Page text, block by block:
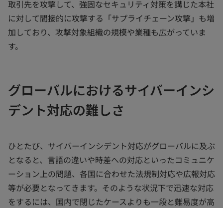
取引先を攻撃して、強固なセキュリティ対策を講じた本社
に対して間接的に攻撃する「サプライチェーン攻撃」も増
加しており、攻撃対象組織の規模や業種も広がっていま
す。
グローバルにおけるサイバーインシ
デント対応の難しさ
ひとたび、サイバーインシデント対応がグローバルに及ぶ
となると、言語の違いや時差への対応といったコミュニケ
ーション上の問題、各国に合わせた法規制対応や広報対応
等が必要となってきます。そのような状況下で迅速な対応
をするには、国内で閉じたケースよりも一段と難易度が高